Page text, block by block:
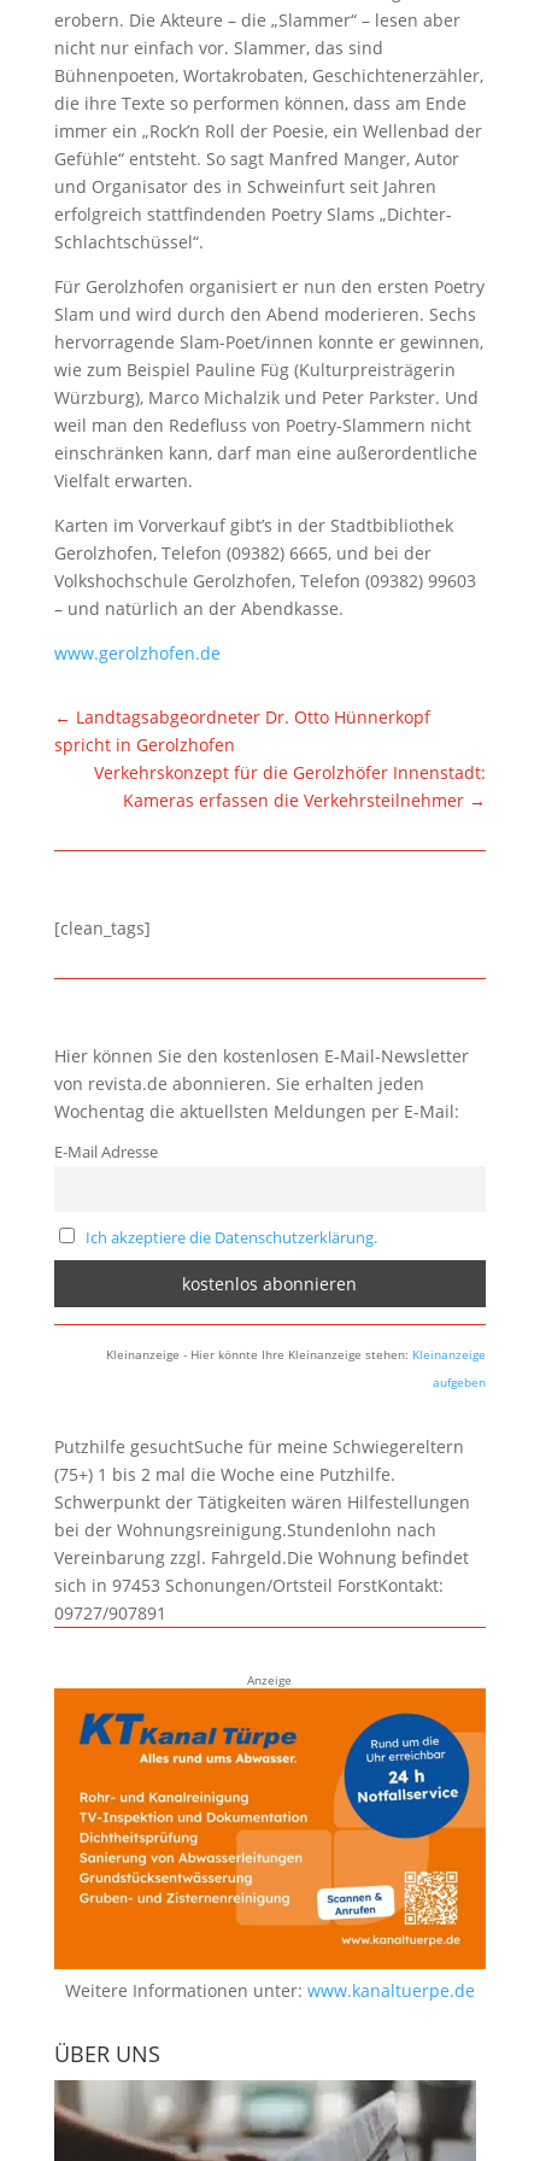
erobern. Die Akteure – die „Slammer“ – lesen aber
nicht nur einfach vor. Slammer, das sind
Bühnenpoeten, Wortakrobaten, Geschichtenerzähler,
die ihre Texte so performen können, dass am Ende
immer ein „Rock’n Roll der Poesie, ein Wellenbad der
Gefühle“ entsteht. So sagt Manfred Manger, Autor
und Organisator des in Schweinfurt seit Jahren
erfolgreich stattfindenden Poetry Slams „Dichter-
Schlachtschüssel“.
Für Gerolzhofen organisiert er nun den ersten Poetry
Slam und wird durch den Abend moderieren. Sechs
hervorragende Slam-Poet/innen konnte er gewinnen,
wie zum Beispiel Pauline Füg (Kulturpreisträgerin
Würzburg), Marco Michalzik und Peter Parkster. Und
weil man den Redefluss von Poetry-Slammern nicht
einschränken kann, darf man eine außerordentliche
Vielfalt erwarten.
Karten im Vorverkauf gibt’s in der Stadtbibliothek
Gerolzhofen, Telefon (09382) 6665, und bei der
Volkshochschule Gerolzhofen, Telefon (09382) 99603
– und natürlich an der Abendkasse.
www.gerolzhofen.de
← Landtagsabgeordneter Dr. Otto Hünnerkopf
spricht in Gerolzhofen
Verkehrskonzept für die Gerolzhöfer Innenstadt:
Kameras erfassen die Verkehrsteilnehmer →
[clean_tags]
Hier können Sie den kostenlosen E-Mail-Newsletter
von revista.de abonnieren. Sie erhalten jeden
Wochentag die aktuellsten Meldungen per E-Mail:
E-Mail Adresse
Ich akzeptiere die Datenschutzerklärung.
Kleinanzeige - Hier könnte Ihre Kleinanzeige stehen: Kleinanzeige
aufgeben
Putzhilfe gesuchtSuche für meine Schwiegereltern
(75+) 1 bis 2 mal die Woche eine Putzhilfe.
Schwerpunkt der Tätigkeiten wären Hilfestellungen
bei der Wohnungsreinigung.Stundenlohn nach
Vereinbarung zzgl. Fahrgeld.Die Wohnung befindet
sich in 97453 Schonungen/Ortsteil ForstKontakt:
09727/907891
Anzeige
Weitere Informationen unter: www.kanaltuerpe.de
ÜBER UNS